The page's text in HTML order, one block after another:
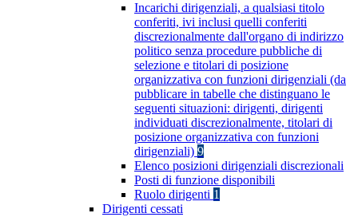
Incarichi dirigenziali, a qualsiasi titolo
conferiti, ivi inclusi quelli conferiti
discrezionalmente dall'organo di indirizzo
politico senza procedure pubbliche di
selezione e titolari di posizione
organizzativa con funzioni dirigenziali (da
pubblicare in tabelle che distinguano le
seguenti situazioni: dirigenti, dirigenti
individuati discrezionalmente, titolari di
posizione organizzativa con funzioni
dirigenziali) 9
Elenco posizioni dirigenziali discrezionali
Posti di funzione disponibili
Ruolo dirigenti 1
Dirigenti cessati